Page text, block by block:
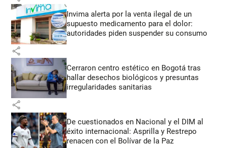
Invima alerta por la venta ilegal de un
supuesto medicamento para el dolor:
autoridades piden suspender su consumo
share
Cerraron centro estético en Bogotá tras
hallar desechos biológicos y presuntas
irregularidades sanitarias
share
De cuestionados en Nacional y el DIM al
éxito internacional: Asprilla y Restrepo
renacen con el Bolívar de la Paz